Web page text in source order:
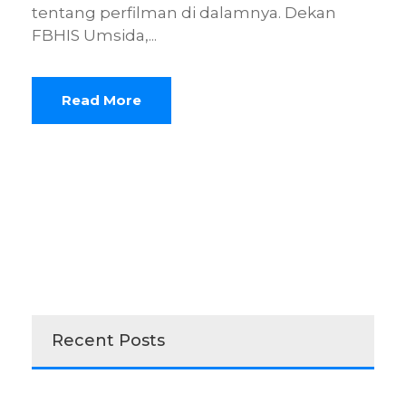
tentang perfilman di dalamnya. Dekan
FBHIS Umsida,...
Read More
Recent Posts